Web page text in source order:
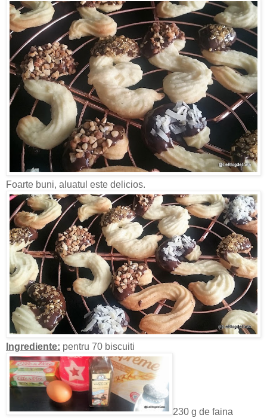
Foarte buni, aluatul este delicios.
Ingrediente: pentru 70 biscuiti
230 g de faina